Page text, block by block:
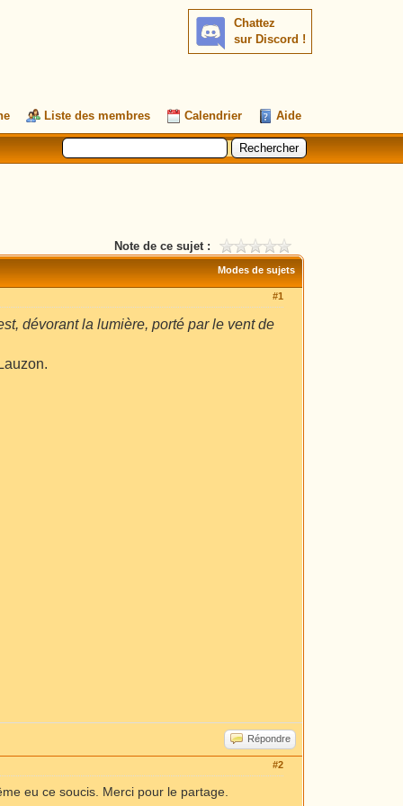
Chattez
sur Discord !
Liste des membres Calendrier Aide
Note de ce sujet :
Modes de sujets
#1
dévorant la lumière, porté par le vent de
Répondre
#2
eu ce soucis. Merci pour le partage.